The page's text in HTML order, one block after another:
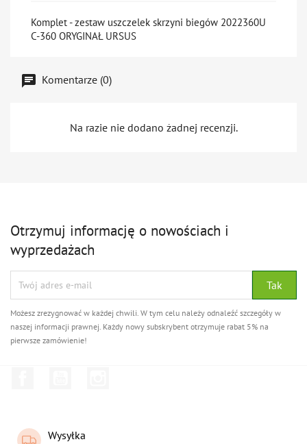
Komplet - zestaw uszczelek skrzyni biegów 2022360U
C-360 ORYGINAŁ URSUS
Komentarze (0)
Na razie nie dodano żadnej recenzji.
Otrzymuj informację o nowościach i
wyprzedażach
Możesz zrezygnować w każdej chwili. W tym celu należy odnaleźć szczegóły w
naszej informacji prawnej. Każdy nowy subskrybent otrzymuje rabat 5% na
pierwsze zamówienie!
Wysyłka